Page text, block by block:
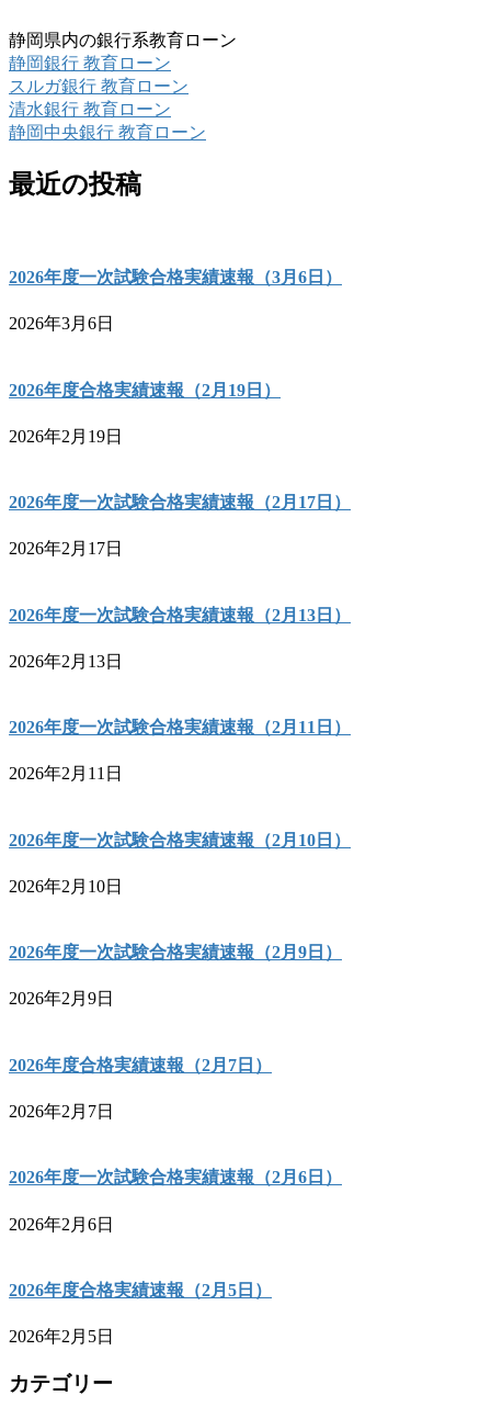
静岡県内の銀行系教育ローン
静岡銀行 教育ローン
スルガ銀行 教育ローン
清水銀行 教育ローン
静岡中央銀行 教育ローン
最近の投稿
2026年度一次試験合格実績速報（3月6日）
2026年3月6日
2026年度合格実績速報（2月19日）
2026年2月19日
2026年度一次試験合格実績速報（2月17日）
2026年2月17日
2026年度一次試験合格実績速報（2月13日）
2026年2月13日
2026年度一次試験合格実績速報（2月11日）
2026年2月11日
2026年度一次試験合格実績速報（2月10日）
2026年2月10日
2026年度一次試験合格実績速報（2月9日）
2026年2月9日
2026年度合格実績速報（2月7日）
2026年2月7日
2026年度一次試験合格実績速報（2月6日）
2026年2月6日
2026年度合格実績速報（2月5日）
2026年2月5日
カテゴリー